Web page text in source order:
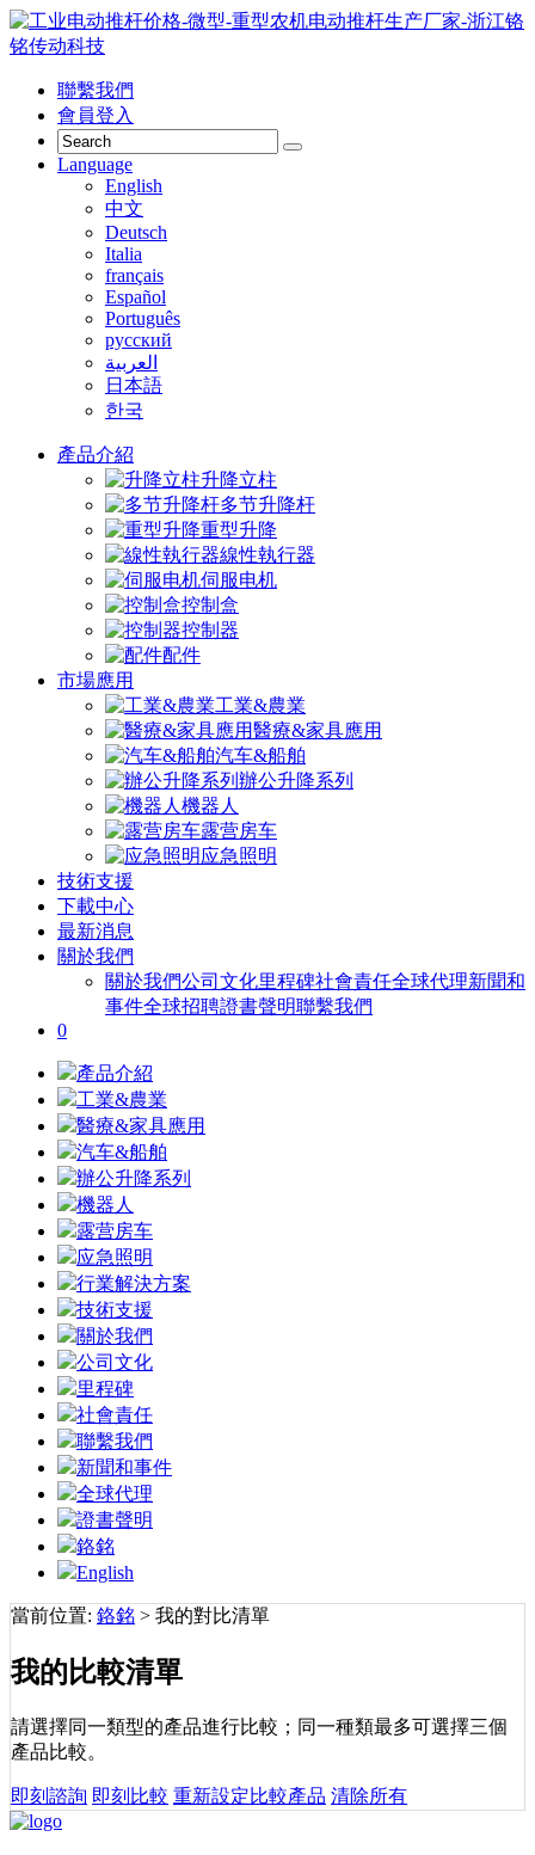
聯繫我們
會員登入
Language
English
中文
Deutsch
Italia
français
Español
Português
русский
العربية
日本語
한국
產品介紹
升降立柱
多节升降杆
重型升降
線性執行器
伺服电机
控制盒
控制器
配件
市場應用
工業&農業
醫療&家具應用
汽车&船舶
辦公升降系列
機器人
露营房车
应急照明
技術支援
下載中心
最新消息
關於我們
關於我們公司文化里程碑社會責任全球代理新聞和
事件全球招聘證書聲明聯繫我們
0
產品介紹
工業&農業
醫療&家具應用
汽车&船舶
辦公升降系列
機器人
露营房车
应急照明
行業解決方案
技術支援
關於我們
公司文化
里程碑
社會責任
聯繫我們
新聞和事件
全球代理
證書聲明
鉻銘
English
當前位置: 鉻銘 > 我的對比清單
我的比較清單
請選擇同一類型的產品進行比較；同一種類最多可選擇三個
產品比較。
即刻諮詢 即刻比較 重新設定比較產品 清除所有